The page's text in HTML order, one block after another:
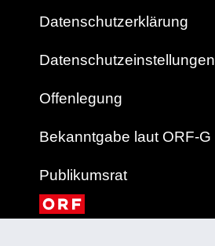
Datenschutzerklärung
Datenschutzeinstellungen
Offenlegung
Bekanntgabe laut ORF-G
Publikumsrat